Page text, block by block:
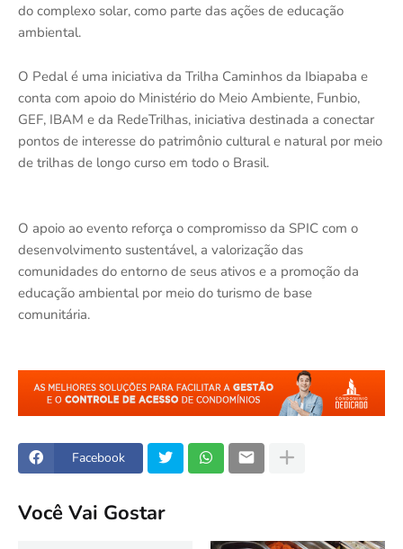
do complexo solar, como parte das ações de educação
ambiental.
O Pedal é uma iniciativa da Trilha Caminhos da Ibiapaba e
conta com apoio do Ministério do Meio Ambiente, Funbio,
GEF, IBAM e da RedeTrilhas, iniciativa destinada a conectar
pontos de interesse do patrimônio cultural e natural por meio
de trilhas de longo curso em todo o Brasil.
O apoio ao evento reforça o compromisso da SPIC com o
desenvolvimento sustentável, a valorização das
comunidades do entorno de seus ativos e a promoção da
educação ambiental por meio do turismo de base
comunitária.
Facebook
Você Vai Gostar